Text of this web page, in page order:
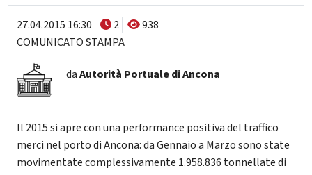
27.04.2015 16:30 2
938
COMUNICATO STAMPA
daAutorità Portuale di Ancona
Il 2015 si apre con una performance positiva del traffico
merci nel porto di Ancona: da Gennaio a Marzo sono state
movimentate complessivamente 1.958.836 tonnellate di